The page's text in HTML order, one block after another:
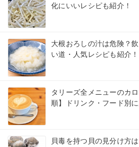
化にいいレシピも紹介！
大根おろしの汁は危険？
い道・人気レシピも紹介！
タリーズ全メニューのカ
順】ドリンク・フード別に
貝毒を持つ貝の見分け方